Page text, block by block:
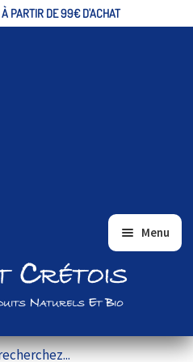
PARTIR DE 99€ D'ACHAT
Menu
Crétois
Naturels Et Bio